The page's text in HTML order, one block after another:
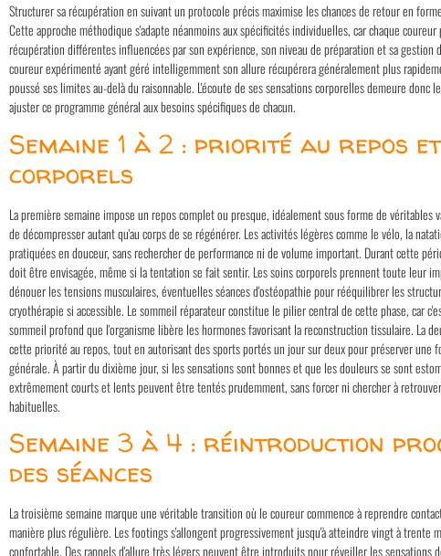
Structurer sa récupération en suivant un protocole précis maximise les chances de retour en
Cette approche méthodique s'adapte néanmoins aux spécificités individuelles, car chaque
récupération différentes influencées par son expérience, son niveau de préparation et sa gestion
coureur expérimenté ayant géré intelligemment son allure récupérera généralement plus
poussé ses limites au-delà du raisonnable. L'écoute de ses sensations corporelles demeure donc
ajuster ce programme général aux besoins spécifiques de chacun.
Semaine 1 à 2 : priorité au repos
corporels
La première semaine impose un repos complet ou presque, idéalement sous forme de véritables
de décompresser autant qu'au corps de se régénérer. Les activités légères comme le vélo, la
pratiquées en douceur, sans rechercher de performance ni de volume important. Durant cette
doit être envisagée, même si la tentation se fait sentir. Les soins corporels prennent toute leur
dénouer les tensions musculaires, éventuelles séances d'ostéopathie pour rééquilibrer les
cryothérapie si accessible. Le sommeil réparateur constitue le pilier central de cette phase, car
sommeil profond que l'organisme libère les hormones favorisant la reconstruction tissulaire. La
cette priorité au repos, tout en autorisant des sports portés un jour sur deux pour préserver une
générale. À partir du dixième jour, si les sensations sont bonnes et que les douleurs se sont
extrêmement courts et lents peuvent être tentés prudemment, sans forcer ni chercher à
habituelles.
Semaine 3 à 4 : réintroduction
des séances
La troisième semaine marque une véritable transition où le coureur commence à reprendre
manière plus régulière. Les footings s'allongent progressivement jusqu'à atteindre vingt à trente
confortable. Des rappels d'allure très légers peuvent être introduits pour réveiller les sensations